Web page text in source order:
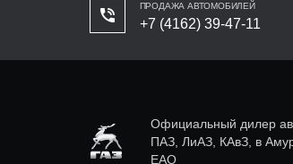
ПРОДАЖА АВТОМОБИЛЕЙ
+7 (4162) 39-47-11
Официальный дилер
ПАЗ, ЛиАЗ, КАвЗ, в
ЕАО